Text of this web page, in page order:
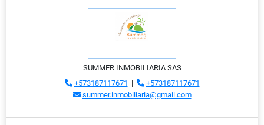
SUMMER INMOBILIARIA SAS
+573187117671 |
+573187117671
summer.inmobiliaria@gmail.com